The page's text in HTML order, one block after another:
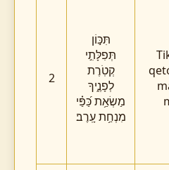
2
תִּכּ֣וֹן
תְּפִלָּתִ֣י
קְטֹֽרֶת
לְפָנֶ֑יךָ
מַשְׂאַ֥ת כַּ֝פַּ֗י
מִנְחַ֥ת עָֽרֶב׃